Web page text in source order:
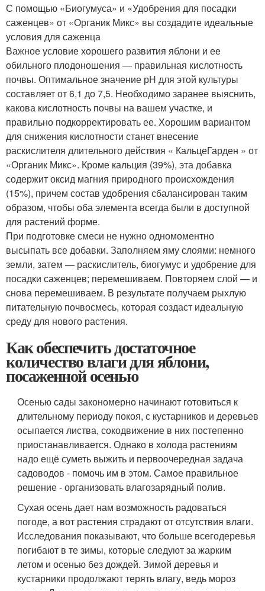
С помощью «Биогумуса» и «Удобрения для посадки
саженцев» от «Органик Микс» вы создадите идеальные
условия для саженца
Важное условие хорошего развития яблони и ее
обильного плодоношения — правильная кислотность
почвы. Оптимальное значение рН для этой культуры
составляет от 6,1 до 7,5. Необходимо заранее выяснить,
какова кислотность почвы на вашем участке, и
правильно подкорректировать ее. Хорошим вариантом
для снижения кислотности станет внесение
раскислителя длительного действия « КальцеГарден » от
«Органик Микс». Кроме кальция (39%), эта добавка
содержит оксид магния природного происхождения
(15%), причем состав удобрения сбалансирован таким
образом, чтобы оба элемента всегда были в доступной
для растений форме.
При подготовке смеси не нужно одномоментно
высыпать все добавки. Заполняем яму слоями: немного
земли, затем — раскислитель, биогумус и удобрение для
посадки саженцев; перемешиваем. Повторяем слой — и
снова перемешиваем. В результате получаем рыхлую
питательную почвосмесь, которая создаст идеальную
среду для нового растения.
Как обеспечить достаточное
количество влаги для яблони,
посаженной осенью
Осенью сады закономерно начинают готовиться к
длительному периоду покоя, с кустарников и деревьев
осыпается листва, сокодвижение в них постепенно
приостанавливается. Однако в холода растениям
надо ещё суметь выжить и первоочередная задача
садоводов - помочь им в этом. Самое правильное
решение - организовать влагозарядный полив.
Сухая осень дает нам возможность радоваться
погоде, а вот растения страдают от отсутствия влаги.
Исследования показывают, что больше всегодеревья
погибают в те зимы, которые следуют за жарким
летом и осенью без дождей. Зимой деревья и
кустарники продолжают терять влагу, ведь мороз